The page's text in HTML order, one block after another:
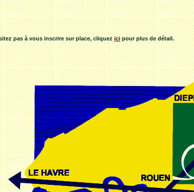
pas à vous inscrire sur place, cliquezicipour plus de détail.